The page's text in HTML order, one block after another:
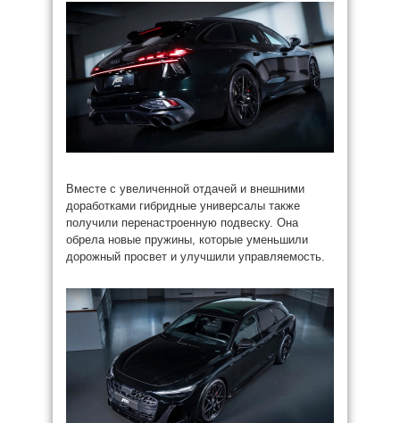
Вместе с увеличенной отдачей и внешними
доработками гибридные универсалы также
получили перенастроенную подвеску. Она
обрела новые пружины, которые уменьшили
дорожный просвет и улучшили управляемость.